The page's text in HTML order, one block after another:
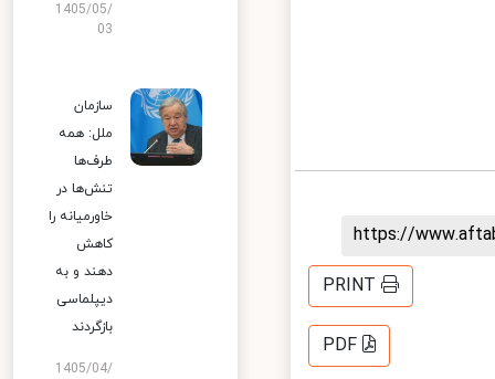
https://
PRINT
PDF
1405/05/
03
سازمان
ملل: همه
طرف‌ها
تنش‌ها در
خاورمیانه را
کاهش
دهند و به
دیپلماسی
بازگردند
1405/04/